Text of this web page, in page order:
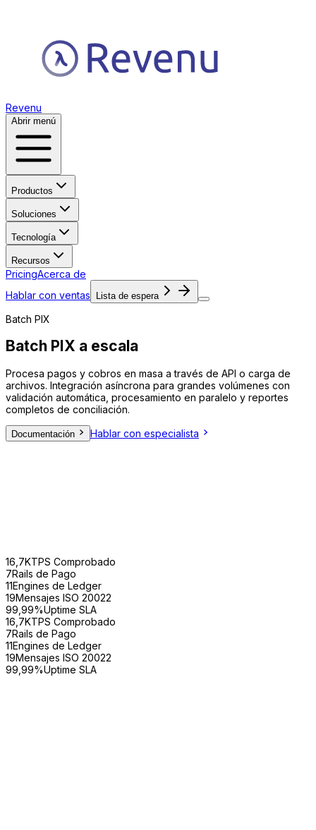
Revenu
Abrir menú
Productos
Soluciones
Tecnología
Recursos
PricingAcerca de
Hablar con ventas
Lista de espera
Batch PIX
Batch PIX a escala
Procesa pagos y cobros en masa a través de API o carga de
archivos. Integración asíncrona para grandes volúmenes con
validación automática, procesamiento en paralelo y reportes
completos de conciliación.
Documentación
Hablar con especialista
16,7KTPS Comprobado
7Rails de Pago
11Engines de Ledger
19Mensajes ISO 20022
99,99%Uptime SLA
16,7KTPS Comprobado
7Rails de Pago
11Engines de Ledger
19Mensajes ISO 20022
99,99%Uptime SLA